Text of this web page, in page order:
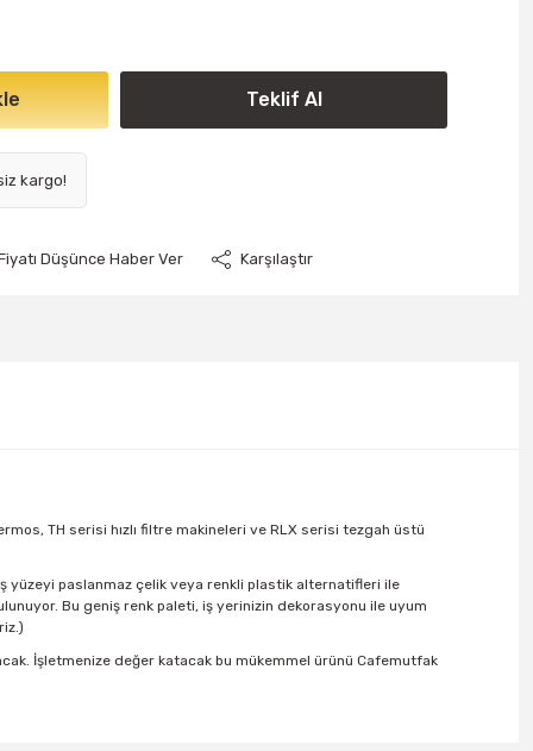
Teklif Al
kargo!
Düşünce Haber Ver Karşılaştır
TH serisi hızlı filtre makineleri ve RLX serisi tezgah üstü
yüzeyi paslanmaz çelik veya renkli plastik alternatifleri ile
Bu geniş renk paleti, iş yerinizin dekorasyonu ile uyum
İşletmenize değer katacak bu mükemmel ürünü Cafemutfak